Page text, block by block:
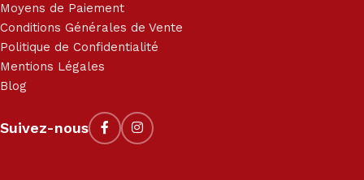
Moyens de Paiement
Conditions Générales de Vente
Politique de Confidentialité
Mentions Légales
Blog
Suivez-nous